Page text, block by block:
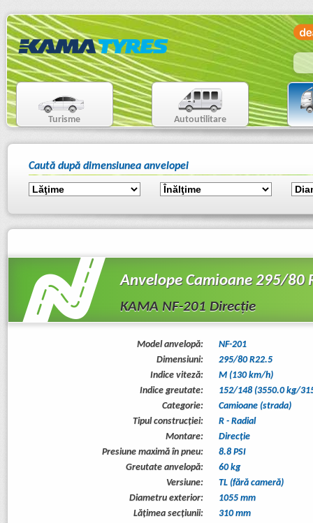
Turisme Autoutilitare
Caută după dimensiunea anvelopei
Anvelope Camioane 295/80
KAMA NF-201 Direcție
Model anvelopă:
NF-201
Dimensiuni:
295/80 R22.5
Indice viteză:
M (130 km/h)
Indice greutate:
152/148 (3550.0 kg/
Categorie:
Camioane (strada)
Tipul construcţiei:
R - Radial
Montare:
Direcție
Presiune maximă în pneu:
8.8 PSI
Greutate anvelopă:
60 kg
Versiune:
TL (fără cameră)
Diametru exterior:
1055 mm
Lăţimea secţiunii:
310 mm